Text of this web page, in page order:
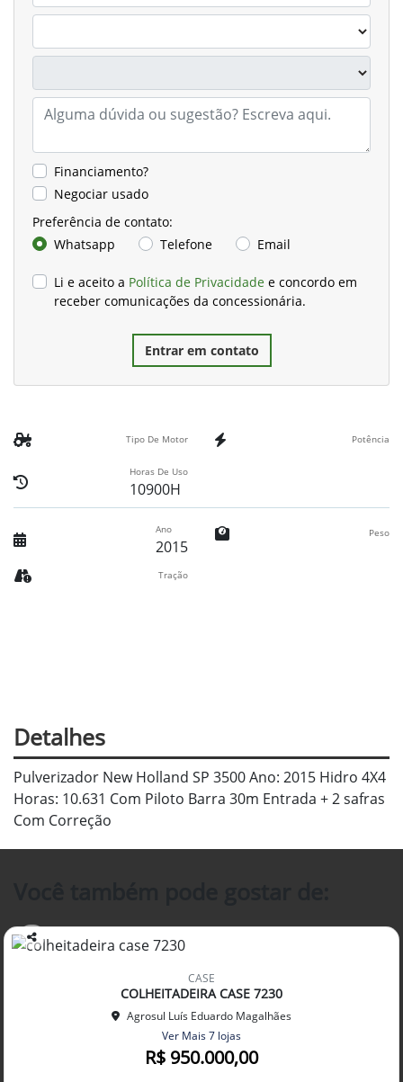
Financiamento?
Negociar usado
Preferência de contato:
Whatsapp
Telefone Email
Li e aceito a Política de Privacidade e concordo em
receber comunicações da concessionária.
Entrar em contato
Tipo De Motor Potência
Horas De Uso
10900H
Ano
2015
Peso
Tração
Detalhes
Pulverizador New Holland SP 3500 Ano: 2015 Hidro 4X4
Horas: 10.631 Com Piloto Barra 30m Entrada + 2 safras
Com Correção
Co
CASE
COLHEITADEIRA CASE 7230
Agrosul Luís Eduardo Magalhães
Ver Mais 7 lojas
R$ 950.000,00